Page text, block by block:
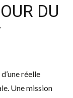
DU
réelle
Une mission